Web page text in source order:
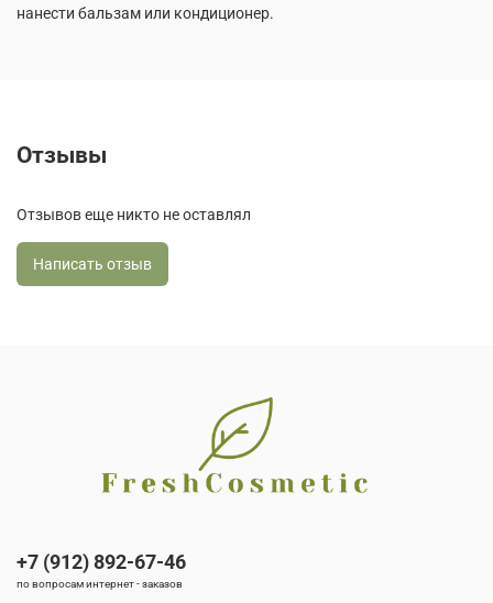
нанести бальзам или кондиционер.
Отзывы
Отзывов еще никто не оставлял
Написать отзыв
+7 (912) 892-67-46
по вопросам интернет - заказов